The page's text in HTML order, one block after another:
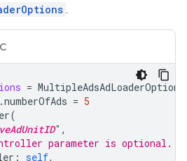
.
= MultipleAdsAdLoaderOptions
.numberOfAds = 5
(
" ,
parameter is optional.
: self,